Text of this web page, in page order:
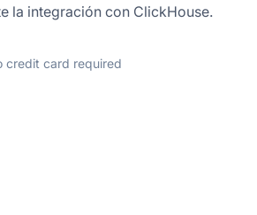
la integración con ClickHouse.
credit card required